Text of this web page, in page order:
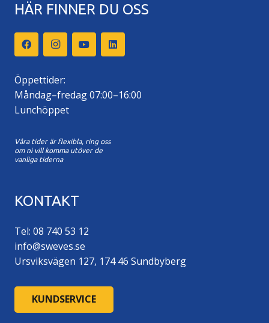
HÄR FINNER DU OSS
Öppettider:
Måndag–fredag 07:00–16:00
Lunchöppet
Våra tider är flexibla, ring oss
om ni vill komma utöver de
vanliga tiderna
KONTAKT
Tel: 08 740 53 12
info@sweves.se
Ursviksvägen 127, 174 46 Sundbyberg
KUNDSERVICE